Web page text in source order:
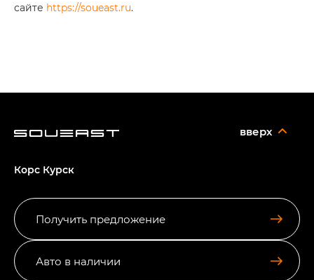
сайте https://soueast.ru.
Получить предложение
Авто в наличии
вверх
Корс Курск